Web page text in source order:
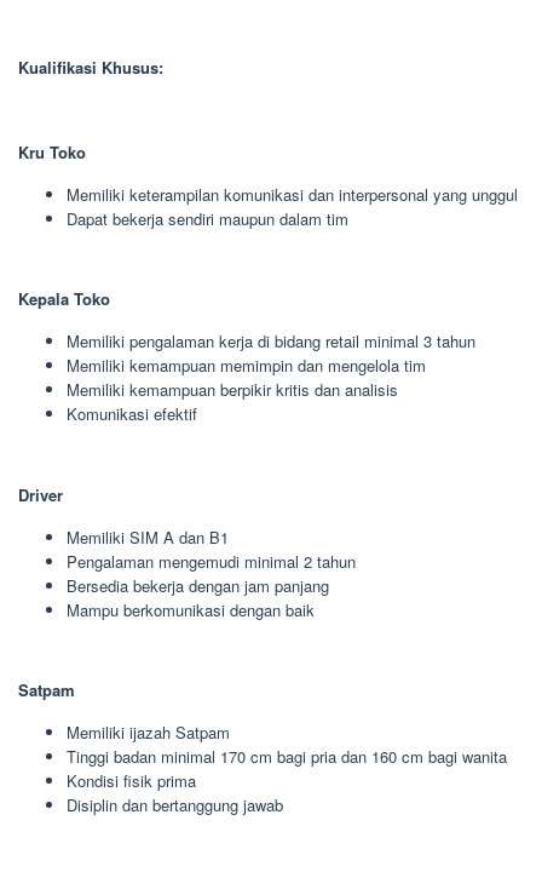
Kualifikasi Khusus:
Kru Toko
Memiliki keterampilan komunikasi dan interpersonal yang unggul
Dapat bekerja sendiri maupun dalam tim
Kepala Toko
Memiliki pengalaman kerja di bidang retail minimal 3 tahun
Memiliki kemampuan memimpin dan mengelola tim
Memiliki kemampuan berpikir kritis dan analisis
Komunikasi efektif
Driver
Memiliki SIM A dan B1
Pengalaman mengemudi minimal 2 tahun
Bersedia bekerja dengan jam panjang
Mampu berkomunikasi dengan baik
Satpam
Memiliki ijazah Satpam
Tinggi badan minimal 170 cm bagi pria dan 160 cm bagi wanita
Kondisi fisik prima
Disiplin dan bertanggung jawab